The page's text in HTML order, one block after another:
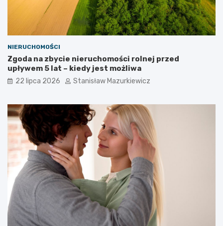
NIERUCHOMOŚCI
Zgoda na zbycie nieruchomości rolnej przed
upływem 5 lat – kiedy jest możliwa
22 lipca 2026 Stanisław Mazurkiewicz